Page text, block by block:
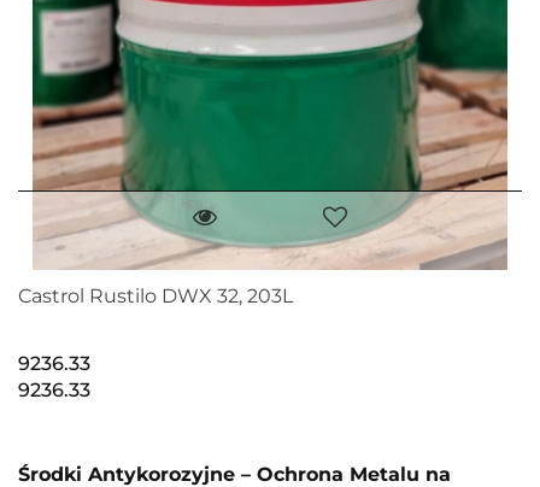
Castrol Rustilo DWX 32, 203L
9236.33
9236.33
Środki Antykorozyjne – Ochrona Metalu na